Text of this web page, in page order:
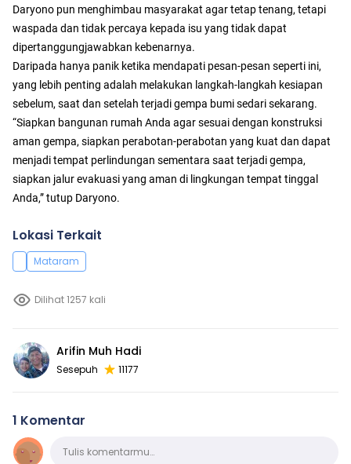
Daryono pun menghimbau masyarakat agar tetap tenang, tetapi
waspada dan tidak percaya kepada isu yang tidak dapat
dipertanggungjawabkan kebenarnya.
Daripada hanya panik ketika mendapati pesan-pesan seperti ini,
yang lebih penting adalah melakukan langkah-langkah kesiapan
sebelum, saat dan setelah terjadi gempa bumi sedari sekarang.
“Siapkan bangunan rumah Anda agar sesuai dengan konstruksi
aman gempa, siapkan perabotan-perabotan yang kuat dan dapat
menjadi tempat perlindungan sementara saat terjadi gempa,
siapkan jalur evakuasi yang aman di lingkungan tempat tinggal
Anda,” tutup Daryono.
Lokasi Terkait
Mataram
Dilihat 1257 kali
Arifin Muh Hadi
Sesepuh 11177
1 Komentar
KomentarTulis komentarmu…